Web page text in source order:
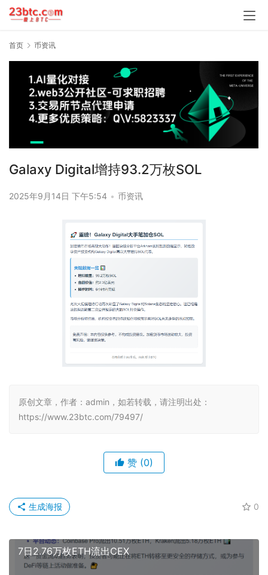
首页 币资讯
Galaxy Digital增持93.2万枚SOL
2025年9月14日 下午5:54 • 币资讯
原创文章，作者：admin，如若转载，请注明出处：
https://www.23btc.com/79497/
赞 (0)
0
生成海报
7日2.76万枚ETH流出CEX